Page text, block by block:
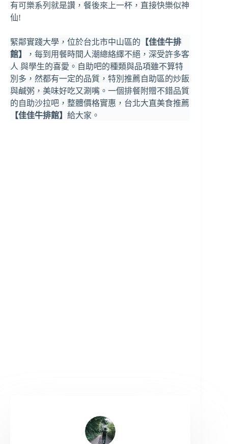
有可樂系列就是讚，餐後來上一杯，直接快樂似神
仙!
緊鄰實踐大學，位於台北市中山區的 【佳佳牛排
館】
，每到用餐時間人潮總絡繹不絕，深受許多客
人 與學生的喜愛。自助吧的種類與品項雖不算特
別多，然都有一定的品質，特別推薦自助區的炒飯
與鹹粥，美味好吃又涮嘴。一個排餐附贈不錯品質
的自助沙拉吧，整體價格實惠，台北大直美食推薦
【佳佳牛排館】 給大家。